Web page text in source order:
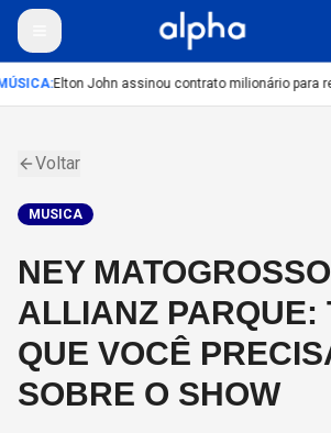
:Elton John assinou contrato milionário para
Voltar
MUSICA
NEY
ALLIANZ PARQUE:
QUE VOCÊ
SOBRE O SHOW